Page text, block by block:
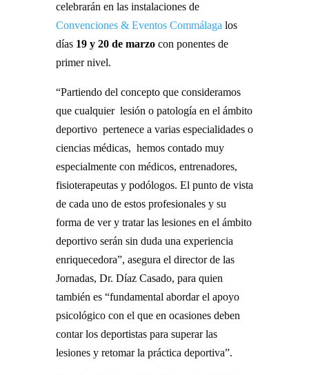
celebrarán en las instalaciones de
Convenciones & Eventos Commálaga los
días 19 y 20 de marzo con ponentes de
primer nivel.
“Partiendo del concepto que consideramos
que cualquier lesión o patología en el ámbito
deportivo pertenece a varias especialidades o
ciencias médicas, hemos contado muy
especialmente con médicos, entrenadores,
fisioterapeutas y podólogos. El punto de vista
de cada uno de estos profesionales y su
forma de ver y tratar las lesiones en el ámbito
deportivo serán sin duda una experiencia
enriquecedora”, asegura el director de las
Jornadas, Dr. Díaz Casado, para quien
también es “fundamental abordar el apoyo
psicológico con el que en ocasiones deben
contar los deportistas para superar las
lesiones y retomar la práctica deportiva”.